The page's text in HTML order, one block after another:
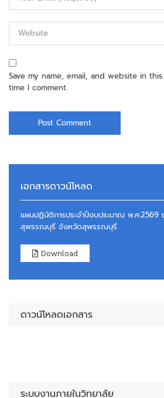
Save my name, email, and website in
time I comment.
เอกสารดาวน์โหลด
แผนปฏิบัติการประจำปีงบประมาณ พ.ศ.2569
สุพรรณบุรี จังหวัดสุพรรณบุรี
Download
ดาวน์โหลดเอกสาร
ระบบงานภายในวิทยาลัย